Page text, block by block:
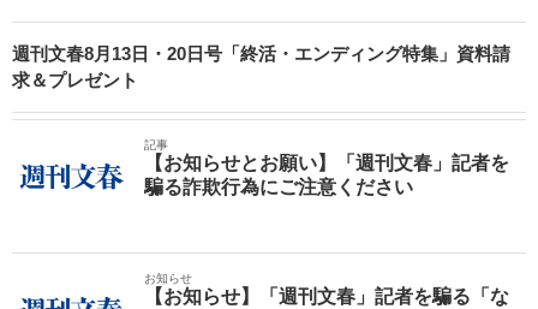
週刊文春8月13日・20日号「終活・エンディング特集」資料請
求＆プレゼント
記事
【お知らせとお願い】「週刊文春」記者を
騙る詐欺行為にご注意ください
お知らせ
【お知らせ】「週刊文春」記者を騙る「な